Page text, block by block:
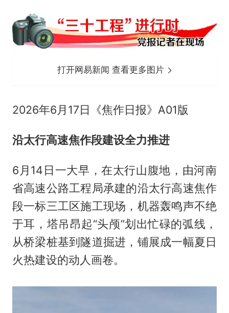
打开网易新闻 查看更多图片
2026年6月17日《焦作日报》A01版
沿太行高速焦作段建设全力推进
6月14日一大早，在太行山腹地，由河南
省高速公路工程局承建的沿太行高速焦作
段一标三工区施工现场，机器轰鸣声不绝
于耳，塔吊昂起“头颅”划出忙碌的弧线，
从桥梁桩基到隧道掘进，铺展成一幅夏日
火热建设的动人画卷。